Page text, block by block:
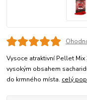
Vysoce atraktivní Pellet
vysokým obsahem
do krmného místa. celý